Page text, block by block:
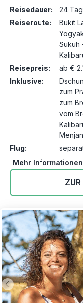
Reisedauer:
24
Reiseroute:
Bukit
Sukuh
Reisepreis:
ab €
Inklusive:
zum
zum
vom
Flug:
Mehr Informationen
ZUR